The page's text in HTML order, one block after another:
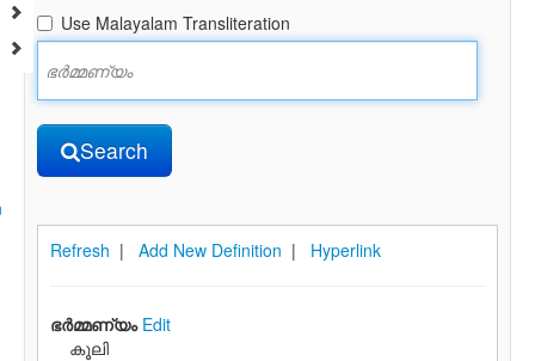
Use Malayalam Transliteration
Search
Refresh | Add New Definition | Hyperlink
ഭര്‍മ്മണ്യം Edit
കൂലി